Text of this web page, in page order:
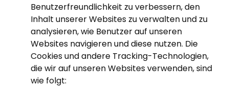
Benutzerfreundlichkeit zu verbessern, den
Inhalt unserer Websites zu verwalten und zu
analysieren, wie Benutzer auf unseren
Websites navigieren und diese nutzen. Die
Cookies und andere Tracking-Technologien,
die wir auf unseren Websites verwenden, sind
wie folgt: